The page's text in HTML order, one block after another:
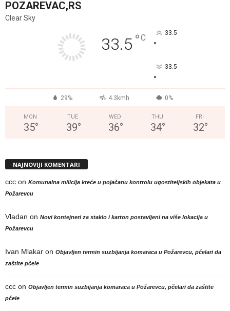
POZAREVAC,RS
Clear Sky
33.5 °C 33.5
°
33.5
°
29% 4.3kmh 0%
MON
35°
TUE
39°
WED
36°
THU
34°
FRI
32°
NAJNOVIJI KOMENTARI
ccc on Komunalna milicija kreće u pojačanu kontrolu ugostiteljskih objekata u
Požarevcu
Vladan on Novi kontejneri za staklo i karton postavljeni na više lokacija u
Požarevcu
Ivan Mlakar on Objavljen termin suzbijanja komaraca u Požarevcu, pčelari da
zaštite pčele
ccc on Objavljen termin suzbijanja komaraca u Požarevcu, pčelari da zaštite
pčele